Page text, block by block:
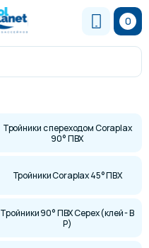
0
Тройники с переходом Coraplax
90° ПВХ
Тройники Coraplax 45° ПВХ
Тройники 90° ПВХ Cepex (клей - В
Р)